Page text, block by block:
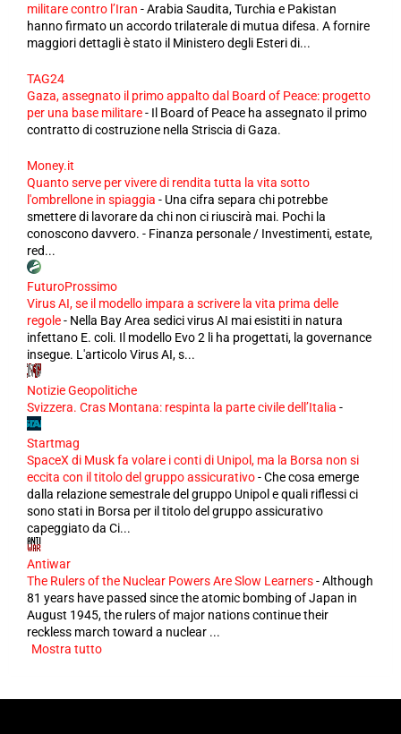
militare contro l’Iran -Arabia Saudita, Turchia e Pakistan
hanno firmato un accordo trilaterale di mutua difesa. A fornire
maggiori dettagli è stato il Ministero degli Esteri di...
TAG24
Gaza, assegnato il primo appalto dal Board of Peace: progetto
per una base militare- Il Board of Peace ha assegnato il primo
contratto di costruzione nella Striscia di Gaza.
Money.it
Quanto serve per vivere di rendita tutta la vita sotto
l'ombrellone in spiaggia - Una cifra separa chi potrebbe
smettere di lavorare da chi non ci riuscirà mai. Pochi la
conoscono davvero. - Finanza personale / Investimenti, estate,
red...
FuturoProssimo
Virus AI, se il modello impara a scrivere la vita prima delle
regole- Nella Bay Area sedici virus AI mai esistiti in natura
infettano E. coli. Il modello Evo 2 li ha progettati, la governance
insegue. L'articolo Virus AI, s...
Notizie Geopolitiche
Svizzera. Cras Montana: respinta la parte civile dell’Italia -
Startmag
SpaceX di Musk fa volare i conti di Unipol, ma la Borsa non si
eccita con il titolo del gruppo assicurativo-Che cosa emerge
dalla relazione semestrale del gruppo Unipol e quali riflessi ci
sono stati in Borsa per il titolo del gruppo assicurativo
capeggiato da Ci...
Antiwar
The Rulers of the Nuclear Powers Are Slow Learners-Although
81 years have passed since the atomic bombing of Japan in
August 1945, the rulers of major nations continue their
reckless march toward a nuclear ...
Mostra tutto